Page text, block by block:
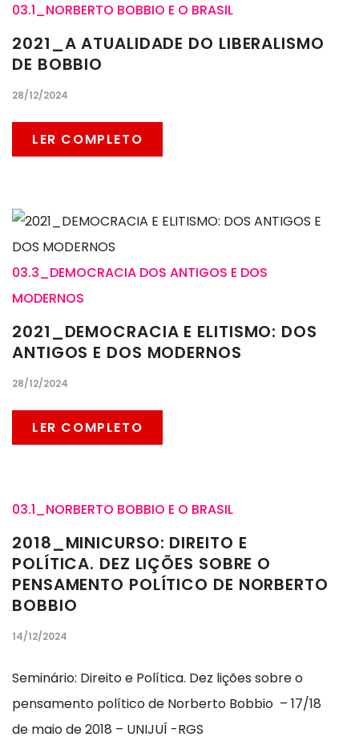
03.1_NORBERTO BOBBIO E O BRASIL
2021_A ATUALIDADE DO LIBERALISMO
DE BOBBIO
28/12/2024
LER COMPLETO
03.3_DEMOCRACIA DOS ANTIGOS E DOS
MODERNOS
2021_DEMOCRACIA E ELITISMO: DOS
ANTIGOS E DOS MODERNOS
28/12/2024
LER COMPLETO
03.1_NORBERTO BOBBIO E O BRASIL
2018_MINICURSO: DIREITO E
POLÍTICA. DEZ LIÇÕES SOBRE O
PENSAMENTO POLÍTICO DE NORBERTO
BOBBIO
14/12/2024
Seminário: Direito e Política. Dez lições sobre o
pensamento político de Norberto Bobbio – 17/18
de maio de 2018 – UNIJUÍ -RGS